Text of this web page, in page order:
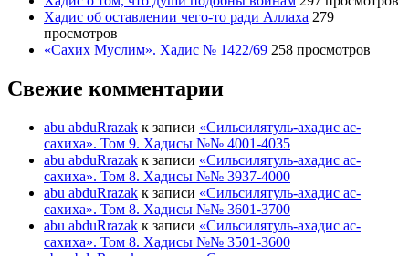
Хадис об оставлении чего-то ради Аллаха 279
просмотров
«Сахих Муслим». Хадис № 1422/69 258 просмотров
Свежие комментарии
abu abduRrazak к записи «Сильсилятуль-ахадис ас-
сахиха». Том 9. Хадисы №№ 4001-4035
abu abduRrazak к записи «Сильсилятуль-ахадис ас-
сахиха». Том 8. Хадисы №№ 3937-4000
abu abduRrazak к записи «Сильсилятуль-ахадис ас-
сахиха». Том 8. Хадисы №№ 3601-3700
abu abduRrazak к записи «Сильсилятуль-ахадис ас-
сахиха». Том 8. Хадисы №№ 3501-3600